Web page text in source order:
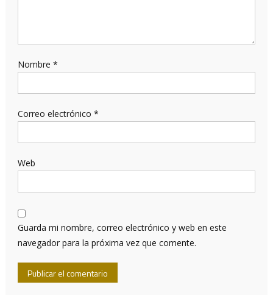
Nombre *
Correo electrónico *
Web
Guarda mi nombre, correo electrónico y web en este
navegador para la próxima vez que comente.